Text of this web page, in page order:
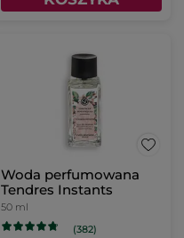
Woda perfumowana
Tendres Instants
50 ml
(382)